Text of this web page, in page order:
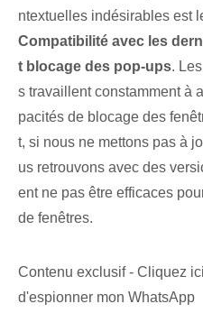
ntextuelles indésirables est
Compatibilité avec les
t blocage des pop-ups.
s travaillent constamment à
pacités de blocage des
t, si nous ne mettons pas à
us retrouvons avec des
ent ne pas être efficaces
de fenêtres.
Contenu exclusif - Cliquez
d'espionner mon WhatsApp